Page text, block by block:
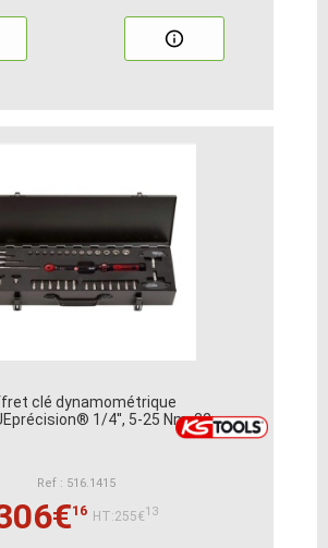
clé dynamométrique
1/4'', 5-25 Nm, 32 pcs
Ref : 516.1415
16 HT:255€13